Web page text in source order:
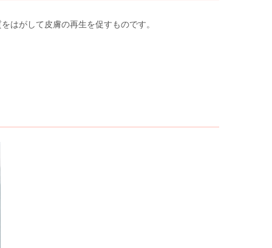
はがして皮膚の再生を促すものです。